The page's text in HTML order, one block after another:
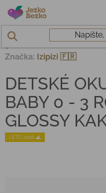
Prejsť na obsah
Domov Hračky a doplnky /
LETO 2026 🌊
DETSKÉ
BABY 0 - 3
GLOSSY
Značka: Izipizi 🇫🇷